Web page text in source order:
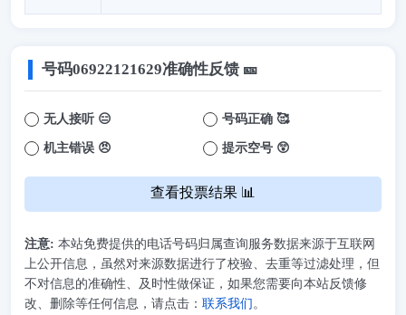
号码06922121629准确性反馈 🎫
无人接听 😑 号码正确 🥰
机主错误 😠 提示空号 😲
查看投票结果 📊
注意: 本站免费提供的电话号码归属查询服务数据来源于互联网
上公开信息，虽然对来源数据进行了校验、去重等过滤处理，但
不对信息的准确性、及时性做保证，如果您需要向本站反馈修
改、删除等任何信息，请点击： 联系我们 。